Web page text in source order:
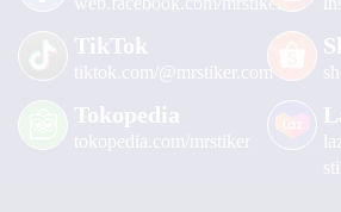
TikTok
tiktok.com/@mrstiker.com
Tokopedia
tokopedia.com/mrstiker